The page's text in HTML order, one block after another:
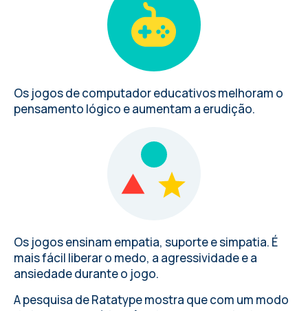
Os jogos de computador educativos melhoram o
pensamento lógico e aumentam a erudição.
Os jogos ensinam empatia, suporte e simpatia. É
mais fácil liberar o medo, a agressividade e a
ansiedade durante o jogo.
A pesquisa de Ratatype mostra que com um modo